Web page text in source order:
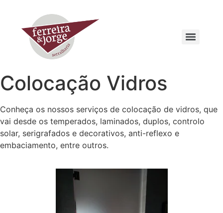
Colocação Vidros
Conheça os nossos serviços de colocação de vidros, que
vai desde os temperados, laminados, duplos, controlo
solar, serigrafados e decorativos, anti-reflexo e
embaciamento, entre outros.